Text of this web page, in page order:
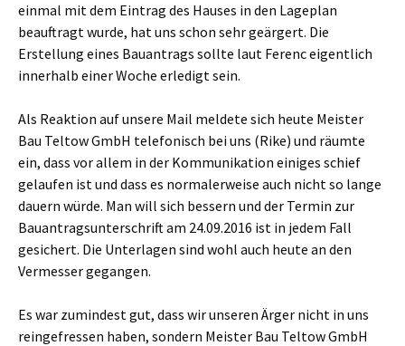
einmal mit dem Eintrag des Hauses in den Lageplan
beauftragt wurde, hat uns schon sehr geärgert. Die
Erstellung eines Bauantrags sollte laut Ferenc eigentlich
innerhalb einer Woche erledigt sein.
Als Reaktion auf unsere Mail meldete sich heute Meister
Bau Teltow GmbH telefonisch bei uns (Rike) und räumte
ein, dass vor allem in der Kommunikation einiges schief
gelaufen ist und dass es normalerweise auch nicht so lange
dauern würde. Man will sich bessern und der Termin zur
Bauantragsunterschrift am 24.09.2016 ist in jedem Fall
gesichert. Die Unterlagen sind wohl auch heute an den
Vermesser gegangen.
Es war zumindest gut, dass wir unseren Ärger nicht in uns
reingefressen haben, sondern Meister Bau Teltow GmbH